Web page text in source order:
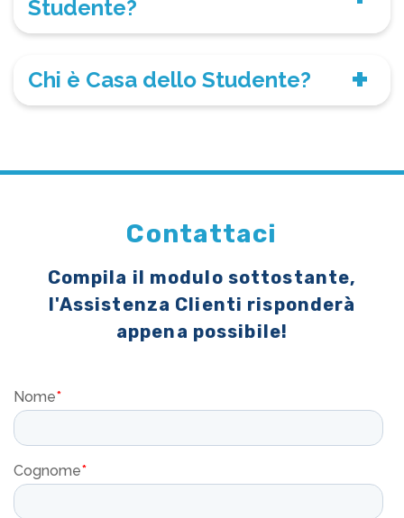
Studente?
Chi è Casa dello Studente?
Contattaci
Compila il modulo sottostante,
l'Assistenza Clienti risponderà
appena possibile!